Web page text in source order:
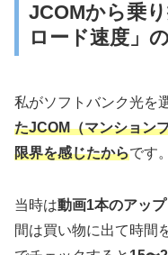
JCOMから乗
ロード速度」
私がソフトバンク光を
たJCOM（マンション
限界を感じたからです。
当時は動画1本のアッ
間は買い物に出て時間